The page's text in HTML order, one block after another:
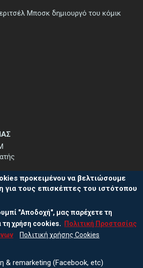
Μποσκ δημιουργό του κόμικ
ΔΕΛΤΙΟ
τις νέες εκδόσεις μας και τις εκδηλώσεις
μας δελτίο.
προκειμένου να βελτιώσουμε
για τους επισκέπτες του ιστότοπου
"Αποδοχή", μας παρέχετε τη
τη χρήση cookies.
Πολιτική Προστασίας
Πολιτική χρήσης Cookies
& remarketing (Facebook, etc)